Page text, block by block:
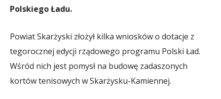
Polskiego Ładu.
Powiat Skarżyski złożył kilka wniosków o dotacje z
tegorocznej edycji rządowego programu Polski Ład.
Wśród nich jest pomysł na budowę zadaszonych
kortów tenisowych w Skarżysku-Kamiennej.